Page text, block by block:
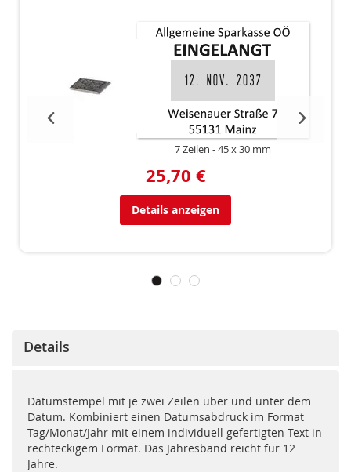
7 Zeilen 45 x 30 mm
25,70 €
Details anzeigen
Details
Datumstempel mit je zwei Zeilen über und unter dem
Datum. Kombiniert einen Datumsabdruck im Format
Tag/Monat/Jahr mit einem individuell gefertigten Text in
rechteckigem Format. Das Jahresband reicht für 12
Jahre.